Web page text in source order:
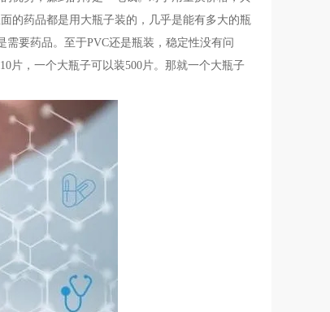
的药品都是用大瓶子装的，几乎是能有多大的瓶
要药品。至于PVC还是瓶装，稳定性没有问
片，一个大瓶子可以装500片。那就一个大瓶子